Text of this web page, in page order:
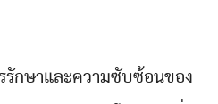
รักษาและความซับซ้อนของ